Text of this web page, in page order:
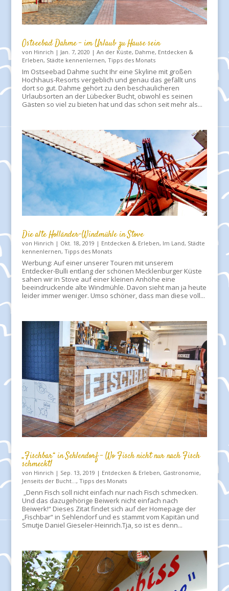
Ostseebad Dahme – im Urlaub zu Hause sein
von Hinrich | Jan. 7, 2020 | An der Küste, Dahme, Entdecken &
Erleben, Städte kennenlernen, Tipps des Monats
Im Ostseebad Dahme sucht Ihr eine Skyline mit großen
Hochhaus-Resorts vergeblich und genau das gefällt uns
dort so gut. Dahme gehört zu den beschaulicheren
Urlaubsorten an der Lübecker Bucht, obwohl es seinen
Gästen so viel zu bieten hat und das schon seit mehr als...
Die alte Holländer-Windmühle in Stove
von Hinrich | Okt. 18, 2019 | Entdecken & Erleben, Im Land, Städte
kennenlernen, Tipps des Monats
Werbung: Auf einer unserer Touren mit unserem
Entdecker-Bulli entlang der schönen Mecklenburger Küste
sahen wir in Stove auf einer kleinen Anhöhe eine
beeindruckende alte Windmühle. Davon sieht man ja heute
leider immer weniger. Umso schöner, dass man diese voll...
„Fischbar“ in Sehlendorf – Wo Fisch nicht nur nach Fisch
schmeckt!
von Hinrich | Sep. 13, 2019 | Entdecken & Erleben, Gastronomie,
Jenseits der Bucht... , Tipps des Monats
„Denn Fisch soll nicht einfach nur nach Fisch schmecken.
Und das dazugehörige Beiwerk nicht einfach nach
Beiwerk!“ Dieses Zitat findet sich auf der Homepage der
„Fischbar“ in Sehlendorf und es stammt vom Kapitän und
Smutje Daniel Gieseler-Heinrich.Tja, so ist es denn...